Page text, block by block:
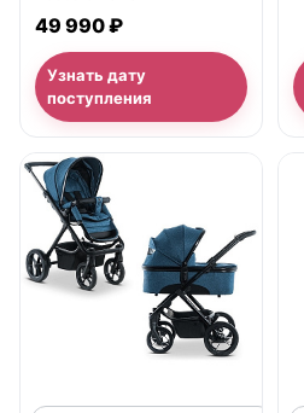
49 990 ₽
Узнать дату
поступления